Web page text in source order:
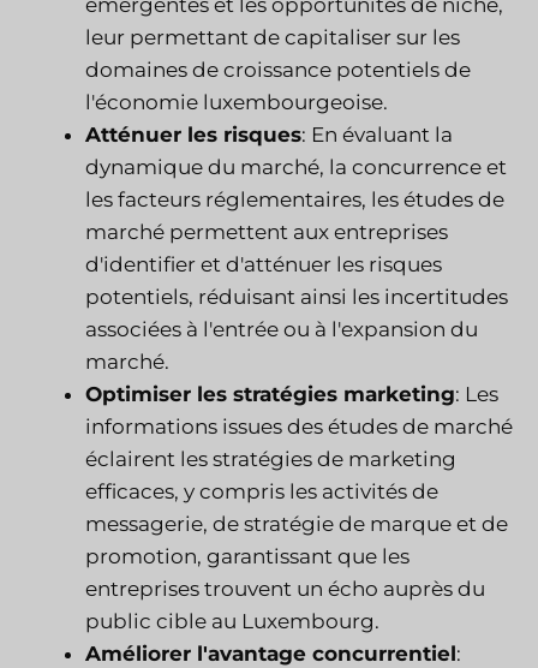
émergentes et les opportunités de niche,
leur permettant de capitaliser sur les
domaines de croissance potentiels de
l'économie luxembourgeoise.
Atténuer les risques: En évaluant la
dynamique du marché, la concurrence et
les facteurs réglementaires, les études de
marché permettent aux entreprises
d'identifier et d'atténuer les risques
potentiels, réduisant ainsi les incertitudes
associées à l'entrée ou à l'expansion du
marché.
Optimiser les stratégies marketing: Les
informations issues des études de marché
éclairent les stratégies de marketing
efficaces, y compris les activités de
messagerie, de stratégie de marque et de
promotion, garantissant que les
entreprises trouvent un écho auprès du
public cible au Luxembourg.
Améliorer l'avantage concurrentiel: